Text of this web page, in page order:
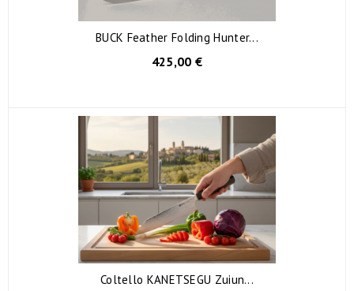
BUCK Feather Folding Hunter...
425,00 €
Coltello KANETSEGU Zuiun...